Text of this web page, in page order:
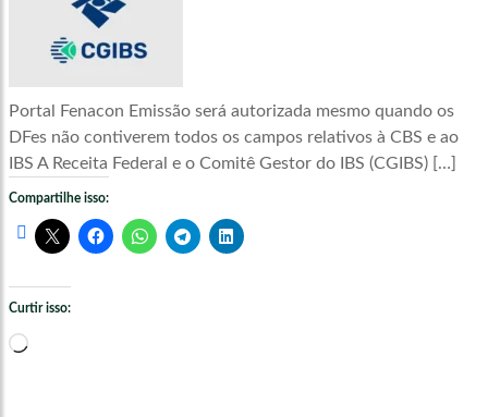
Portal Fenacon Emissão será autorizada mesmo quando os
DFes não contiverem todos os campos relativos à CBS e ao
IBS A Receita Federal e o Comitê Gestor do IBS (CGIBS) […]
Compartilhe isso:
Curtir isso:
Carregando...